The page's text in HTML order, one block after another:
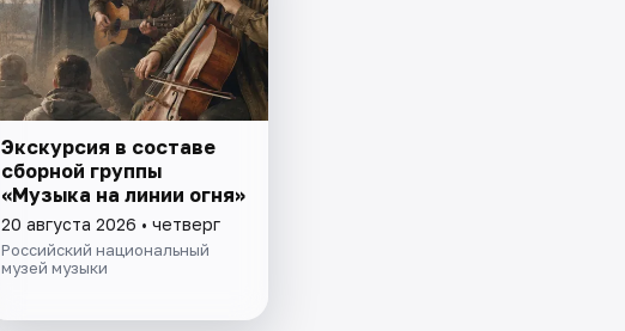
Экскурсия в составе
сборной группы
«Музыка на линии огня»
20 августа 2026 • четверг
Российский национальный
музей музыки